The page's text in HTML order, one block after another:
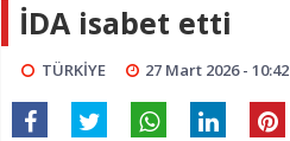
İDA isabet etti
TÜRKİYE 27 Mart 2026 - 10:42